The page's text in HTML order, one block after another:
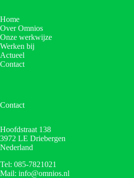
Home
Over Omnios
Onze werkwijze
Werken bij
Actueel
Contact
Contact
Hoofdstraat 138
3972 LE Driebergen
Nederland
Tel: 085-7821021
Mail: info@omnios.nl